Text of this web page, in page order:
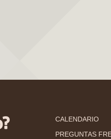
CALENDARIO
PREGUNTAS